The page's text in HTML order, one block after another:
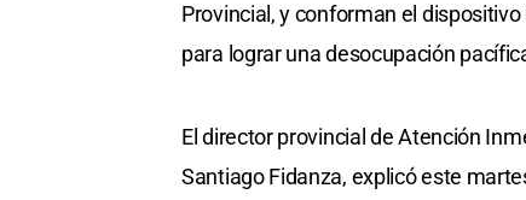
Provincial, y conforman el
para lograr una desocupación
El director provincial de Atención
Santiago Fidanza, explicó este